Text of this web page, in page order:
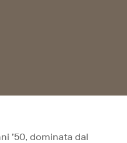
’50, dominata dal